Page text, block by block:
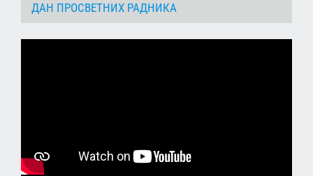
ДАН ПРОСВЕТНИХ РАДНИКА